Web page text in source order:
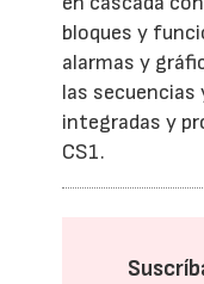
bloques y
alarmas y
las
integradas y
CS1.